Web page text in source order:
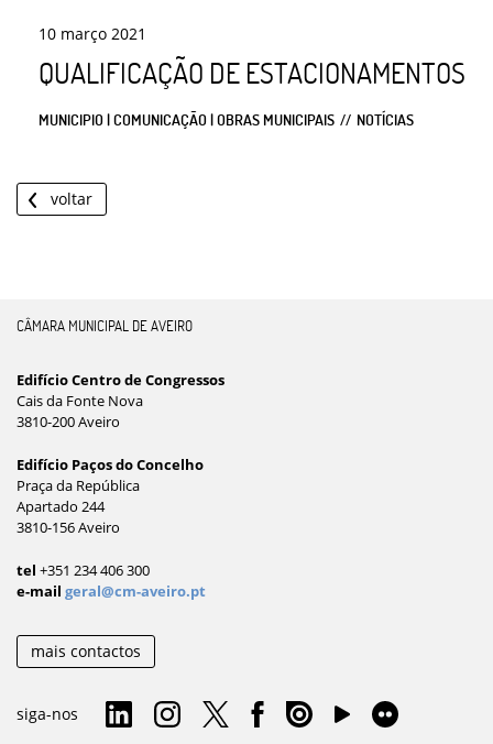
10 março 2021
QUALIFICAÇÃO DE ESTACIONAMENTOS
MUNICIPIO | COMUNICAÇÃO | OBRAS MUNICIPAIS NOTÍCIAS
voltar
CÂMARA MUNICIPAL DE AVEIRO
Edifício Centro de Congressos
Cais da Fonte Nova
3810-200 Aveiro
Edifício Paços do Concelho
Praça da República
Apartado 244
3810-156 Aveiro
tel +351 234 406 300
e-mail geral@cm-aveiro.pt
mais contactos
siga-nos